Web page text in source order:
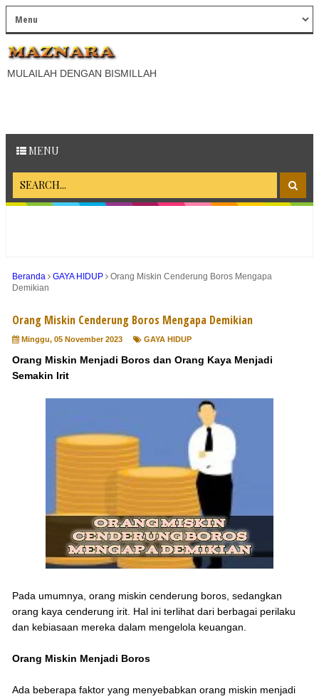
MULAILAH DENGAN BISMILLAH
MENU
Beranda GAYA HIDUP
Orang Miskin Cenderung Boros Mengapa
Demikian
Orang Miskin Cenderung Boros Mengapa Demikian
Minggu, 05 November 2023 GAYA HIDUP
Orang Miskin Menjadi Boros dan Orang Kaya Menjadi
Semakin Irit
Pada umumnya, orang miskin cenderung boros, sedangkan
orang kaya cenderung irit. Hal ini terlihat dari berbagai perilaku
dan kebiasaan mereka dalam mengelola keuangan.
Orang Miskin Menjadi Boros
Ada beberapa faktor yang menyebabkan orang miskin menjadi